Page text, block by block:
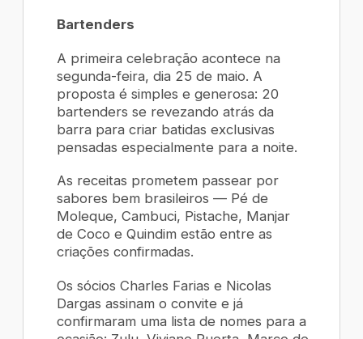
Bartenders
A primeira celebração acontece na
segunda-feira, dia 25 de maio. A
proposta é simples e generosa: 20
bartenders se revezando atrás da
barra para criar batidas exclusivas
pensadas especialmente para a noite.
As receitas prometem passear por
sabores bem brasileiros — Pé de
Moleque, Cambuci, Pistache, Manjar
de Coco e Quindim estão entre as
criações confirmadas.
Os sócios Charles Farias e Nicolas
Dargas assinam o convite e já
confirmaram uma lista de nomes para a